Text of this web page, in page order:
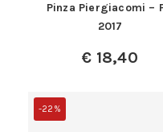
Pinza Piergiacomi –
2017
€ 18,40
-22%